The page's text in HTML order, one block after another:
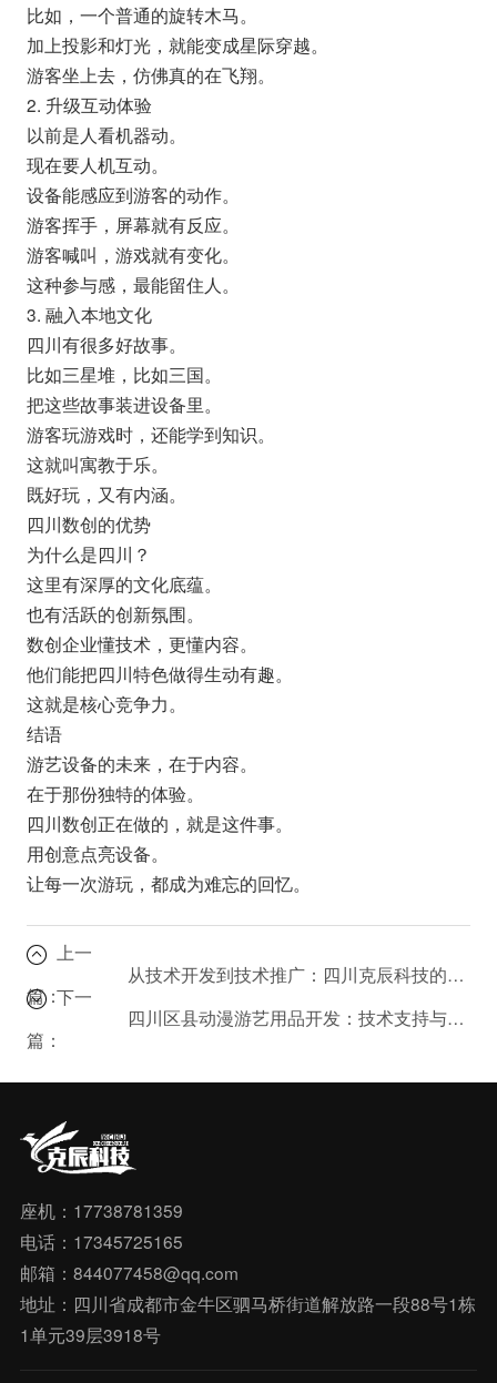
比如，一个普通的旋转木马。
加上投影和灯光，就能变成星际穿越。
游客坐上去，仿佛真的在飞翔。
2. 升级互动体验
以前是人看机器动。
现在要人机互动。
设备能感应到游客的动作。
游客挥手，屏幕就有反应。
游客喊叫，游戏就有变化。
这种参与感，最能留住人。
3. 融入本地文化
四川有很多好故事。
比如三星堆，比如三国。
把这些故事装进设备里。
游客玩游戏时，还能学到知识。
这就叫寓教于乐。
既好玩，又有内涵。
四川数创的优势
为什么是四川？
这里有深厚的文化底蕴。
也有活跃的创新氛围。
数创企业懂技术，更懂内容。
他们能把四川特色做得生动有趣。
这就是核心竞争力。
结语
游艺设备的未来，在于内容。
在于那份独特的体验。
四川数创正在做的，就是这件事。
用创意点亮设备。
让每一次游玩，都成为难忘的回忆。
上一
篇：
从技术开发到技术推广：四川克辰科技的全方位服务有多强？
下一
篇：
四川区县动漫游艺用品开发：技术支持与信息技术服务的重要性
座机：17738781359
电话：17345725165
邮箱：844077458@qq.com
地址：四川省成都市金牛区驷马桥街道解放路一段88号1栋
1单元39层3918号